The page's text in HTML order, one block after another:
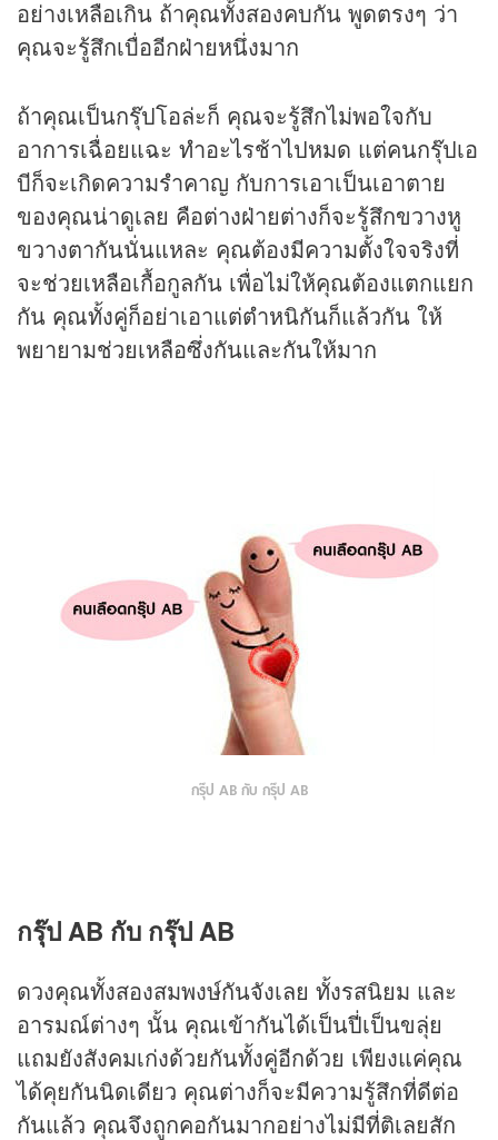
อย่างเหลือเกิน ถ้าคุณทั้งสองคบกัน พูดตรงๆ ว่า
คุณจะรู้สึกเบื่ออีกฝ่ายหนึ่งมาก
ถ้าคุณเป็นกรุ๊ปโอล่ะก็ คุณจะรู้สึกไม่พอใจกับ
อาการเฉื่อยแฉะ ทำอะไรช้าไปหมด แต่คนกรุ๊ปเอ
บีก็จะเกิดความรำคาญ กับการเอาเป็นเอาตาย
ของคุณน่าดูเลย คือต่างฝ่ายต่างก็จะรู้สึกขวางหู
ขวางตากันนั่นแหละ คุณต้องมีความตั้งใจจริงที่
จะช่วยเหลือเกื้อกูลกัน เพื่อไม่ให้คุณต้องแตกแยก
กัน คุณทั้งคู่ก็อย่าเอาแต่ตำหนิกันก็แล้วกัน ให้
พยายามช่วยเหลือซึ่งกันและกันให้มาก
กรุ๊ป AB กับ กรุ๊ป AB
กรุ๊ป AB กับ กรุ๊ป AB
ดวงคุณทั้งสองสมพงษ์กันจังเลย ทั้งรสนิยม และ
อารมณ์ต่างๆ นั้น คุณเข้ากันได้เป็นปี่เป็นขลุ่ย
แถมยังสังคมเก่งด้วยกันทั้งคู่อีกด้วย เพียงแค่คุณ
ได้คุยกันนิดเดียว คุณต่างก็จะมีความรู้สึกที่ดีต่อ
กันแล้ว คุณจึงถูกคอกันมากอย่างไม่มีที่ติเลยสัก